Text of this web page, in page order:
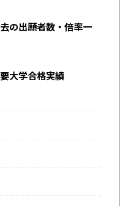
の出願者数・倍率一
大学合格実績